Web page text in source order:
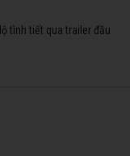
tình tiết qua trailer đầu